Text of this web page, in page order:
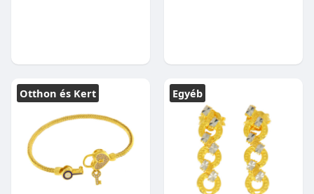
Otthon és Kert Egyéb